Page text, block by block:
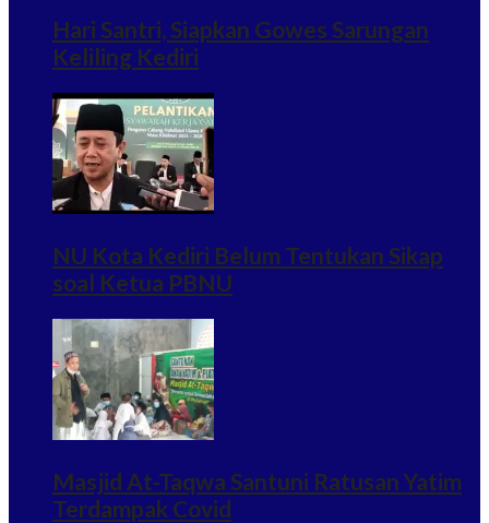
Hari Santri, Siapkan Gowes Sarungan
Keliling Kediri
NU Kota Kediri Belum Tentukan Sikap
soal Ketua PBNU
Masjid At-Taqwa Santuni Ratusan Yatim
Terdampak Covid